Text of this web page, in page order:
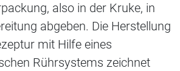
also in der Kruke, in
abgeben. Die Herstellung
mit Hilfe eines
Rührsystems zeichnet